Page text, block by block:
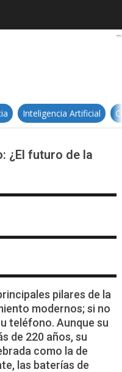
estado sólido: ¿El
Inteligencia Artificial
¿El futuro de la
pilares de la
modernos; si no
teléfono. Aunque su
de 220 años, su
como la de
las baterías de